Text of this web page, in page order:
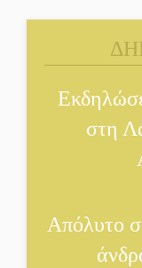
στη
Απόλυτο